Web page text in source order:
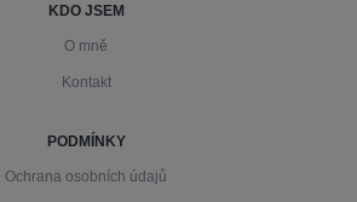
KDO JSEM
O mně
Kontakt
PODMÍNKY
Ochrana osobních údajů